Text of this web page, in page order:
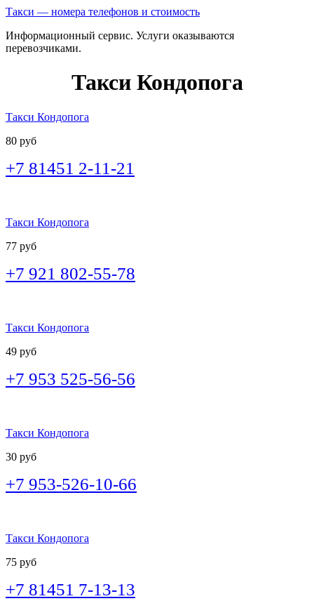
Такси — номера телефонов и стоимость
Информационный сервис. Услуги оказываются
перевозчиками.
Такси Кондопога
Такси Кондопога
80 руб
+7 81451 2-11-21
Такси Кондопога
77 руб
+7 921 802-55-78
Такси Кондопога
49 руб
+7 953 525-56-56
Такси Кондопога
30 руб
+7 953-526-10-66
Такси Кондопога
75 руб
+7 81451 7-13-13